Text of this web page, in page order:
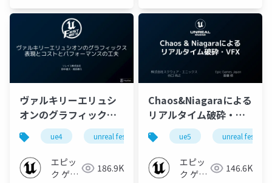
ャパン
ヴァルキリーエリュシ
オンのグラフィックス
表現とコストとパフォ
ーマンスの工夫
【UNREAL FEST WEST
’22】
ue4 unreal fest ue-rendering ue-optimize
エピッ
ク ゲー
186.9K
Chaos&Niagaraによる
リアルタイム破砕・
VFX【UNREAL FEST
WEST ’22】
ue5 unreal fest
エピッ
ク ゲー
146.6K